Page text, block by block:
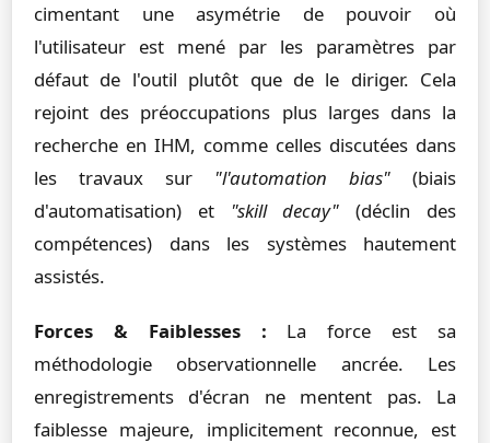
cimentant une asymétrie de pouvoir où
l'utilisateur est mené par les paramètres par
défaut de l'outil plutôt que de le diriger. Cela
rejoint des préoccupations plus larges dans la
recherche en IHM, comme celles discutées dans
les travaux sur "l'automation bias" (biais
d'automatisation) et
"skill decay" (déclin des
compétences) dans les systèmes hautement
assistés.
Forces & Faiblesses : La force est sa
méthodologie observationnelle ancrée. Les
enregistrements d'écran ne mentent pas. La
faiblesse majeure, implicitement reconnue, est